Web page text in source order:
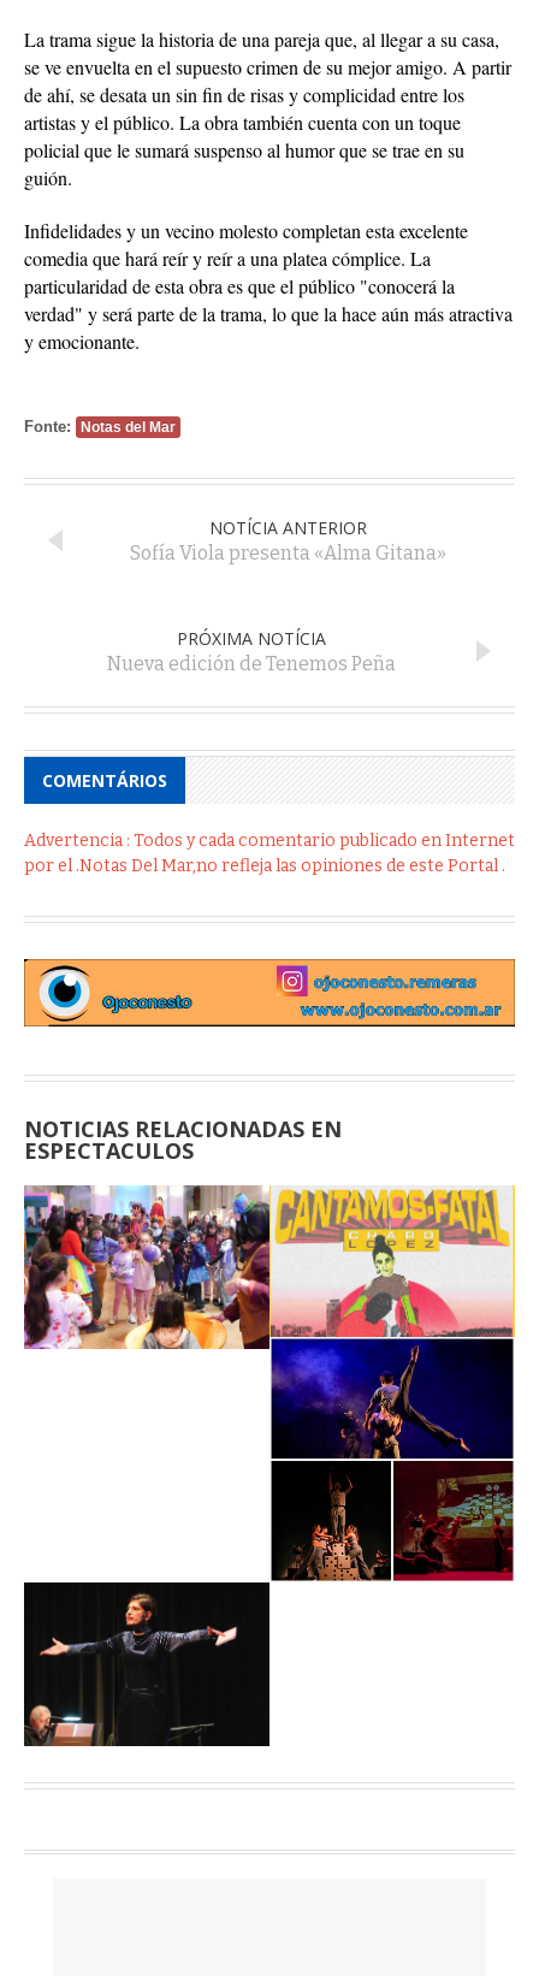
La trama sigue la historia de una pareja que, al llegar a su casa,
se ve envuelta en el supuesto crimen de su mejor amigo. A partir
de ahí, se desata un sin fin de risas y complicidad entre los
artistas y el público. La obra también cuenta con un toque
policial que le sumará suspenso al humor que se trae en su
guión.
Infidelidades y un vecino molesto completan esta excelente
comedia que hará reír y reír a una platea cómplice. La
particularidad de esta obra es que el público "conocerá la
verdad" y será parte de la trama, lo que la hace aún más atractiva
y emocionante.
Fonte: Notas del Mar
NOTÍCIA ANTERIOR
Sofía Viola presenta «Alma Gitana»
PRÓXIMA NOTÍCIA
Nueva edición de Tenemos Peña
COMENTÁRIOS
Advertencia : Todos y cada comentario publicado en Internet
por el .Notas Del Mar,no refleja las opiniones de este Portal .
NOTICIAS RELACIONADAS EN
ESPECTACULOS